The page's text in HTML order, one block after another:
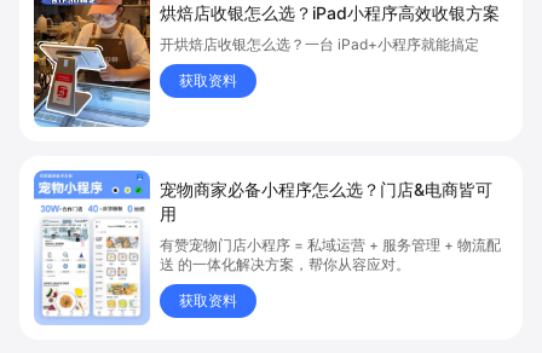
烘焙店收银怎么选？iPad小程序高效收银方案
开烘焙店收银怎么选？一台 iPad+小程序就能搞定
获取资料
宠物商家必备小程序怎么选？门店&电商皆可
用
有赞宠物门店小程序 = 私域运营 + 服务管理 + 物流配
送 的一体化解决方案，帮你从容应对。
获取资料